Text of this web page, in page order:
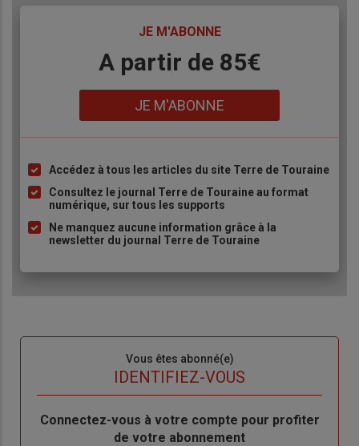
JE M'ABONNE
A partir de 85€
JE M'ABONNE
Liste
à
puce
Accédez à tous les articles du site Terre de Touraine
Consultez le journal Terre de Touraine au format
numérique, sur tous les supports
Ne manquez aucune information grâce à la
newsletter du journal Terre de Touraine
Vous êtes abonné(e)
IDENTIFIEZ-VOUS
Body
Connectez-vous à votre compte pour profiter
de votre abonnement